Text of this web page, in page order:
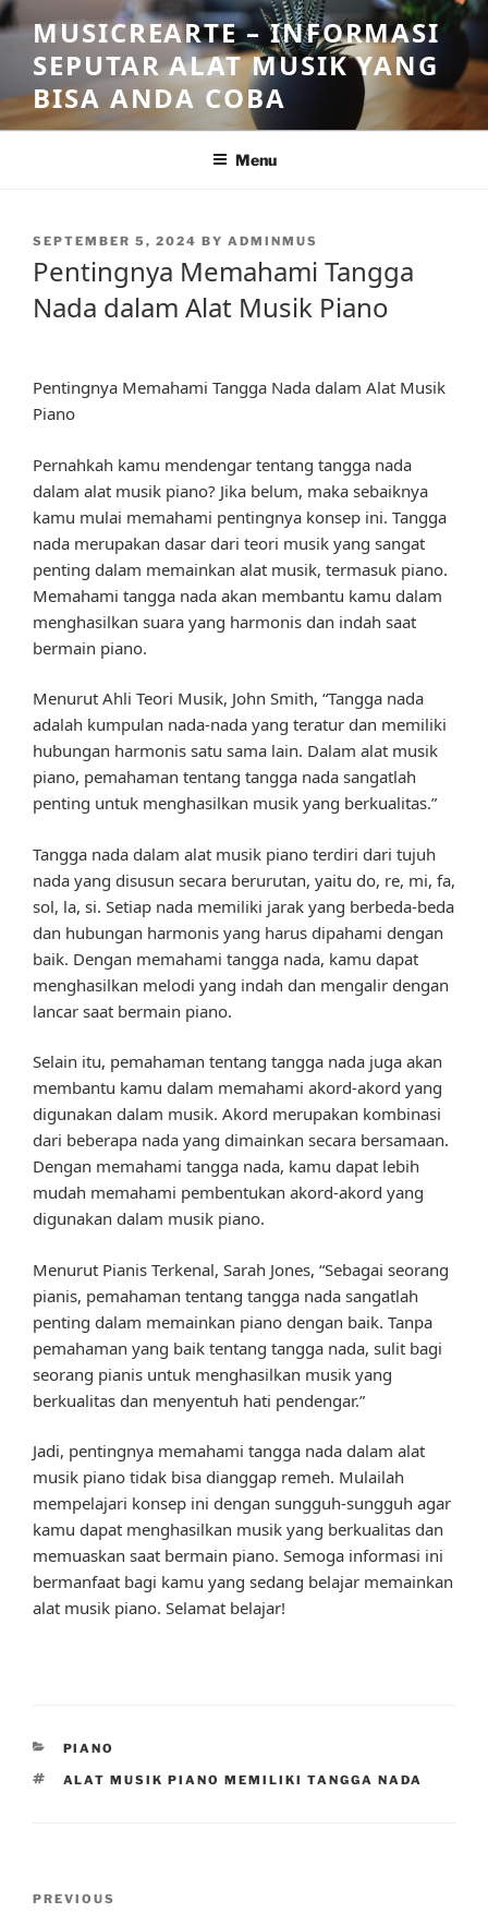
Skip
to
content
MUSICREARTE – INFORMASI
SEPUTAR ALAT MUSIK YANG
BISA ANDA COBA
Menu
POSTED
SEPTEMBER 5, 2024 BY ADMINMUS
Pentingnya Memahami Tangga
Nada dalam Alat Musik Piano
Pentingnya Memahami Tangga Nada dalam Alat Musik
Piano
Pernahkah kamu mendengar tentang tangga nada
dalam alat musik piano? Jika belum, maka sebaiknya
kamu mulai memahami pentingnya konsep ini. Tangga
nada merupakan dasar dari teori musik yang sangat
penting dalam memainkan alat musik, termasuk piano.
Memahami tangga nada akan membantu kamu dalam
menghasilkan suara yang harmonis dan indah saat
bermain piano.
Menurut Ahli Teori Musik, John Smith, “Tangga nada
adalah kumpulan nada-nada yang teratur dan memiliki
hubungan harmonis satu sama lain. Dalam alat musik
piano, pemahaman tentang tangga nada sangatlah
penting untuk menghasilkan musik yang berkualitas.”
Tangga nada dalam alat musik piano terdiri dari tujuh
nada yang disusun secara berurutan, yaitu do, re, mi, fa,
sol, la, si. Setiap nada memiliki jarak yang berbeda-beda
dan hubungan harmonis yang harus dipahami dengan
baik. Dengan memahami tangga nada, kamu dapat
menghasilkan melodi yang indah dan mengalir dengan
lancar saat bermain piano.
Selain itu, pemahaman tentang tangga nada juga akan
membantu kamu dalam memahami akord-akord yang
digunakan dalam musik. Akord merupakan kombinasi
dari beberapa nada yang dimainkan secara bersamaan.
Dengan memahami tangga nada, kamu dapat lebih
mudah memahami pembentukan akord-akord yang
digunakan dalam musik piano.
Menurut Pianis Terkenal, Sarah Jones, “Sebagai seorang
pianis, pemahaman tentang tangga nada sangatlah
penting dalam memainkan piano dengan baik. Tanpa
pemahaman yang baik tentang tangga nada, sulit bagi
seorang pianis untuk menghasilkan musik yang
berkualitas dan menyentuh hati pendengar.”
Jadi, pentingnya memahami tangga nada dalam alat
musik piano tidak bisa dianggap remeh. Mulailah
mempelajari konsep ini dengan sungguh-sungguh agar
kamu dapat menghasilkan musik yang berkualitas dan
memuaskan saat bermain piano. Semoga informasi ini
bermanfaat bagi kamu yang sedang belajar memainkan
alat musik piano. Selamat belajar!
CATEGORIES
PIANO
TAGS
ALAT MUSIK PIANO MEMILIKI TANGGA NADA
Previous
PREVIOUS